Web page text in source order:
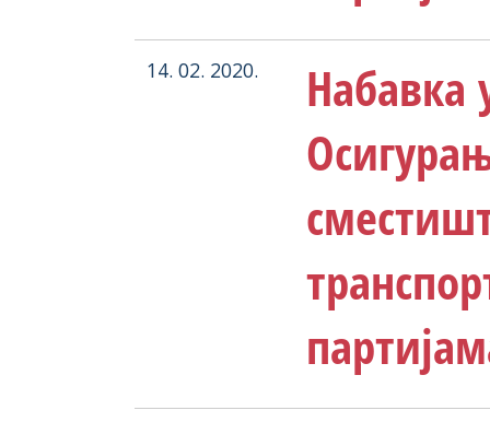
14. 02. 2020.
Набавка